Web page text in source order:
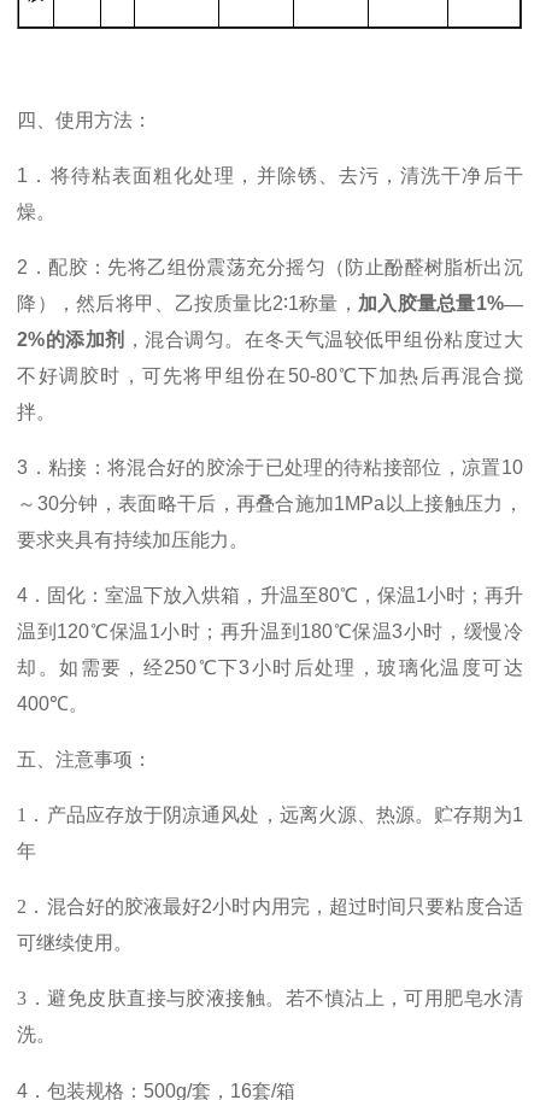
四、使用方法：
1． 将待粘表面粗化处理，并除锈、去污，清洗干净后干
燥。
2． 配胶：先将乙组份震荡充分摇匀（防止酚醛树脂析出沉
降），然后将甲、乙按质量比2∶1称量， 加入胶量总量1%—
2%的添加剂
，混合调匀。在冬天气温较低甲组份粘度过大
不好调胶时，可先将甲组份在 50-80℃下加热后再混合搅
拌。
3． 粘接：将混合好的胶涂于已处理的待粘接部位，凉置10
～ 30分钟，表面略干后，再叠合施加1MPa 以上接触压力，
要求夹具有持续加压能力。
4． 固化：室温下放入烘箱，升温至80℃，保温1小时；再升
温到 120℃保温1小时；再升温到 180℃保温3小时，缓慢冷
却。如需要，经250℃下3小时后处理，玻璃化温度可达
400℃。
五、注意事项：
1 ．产品应存放于阴凉通风处，远离火源、热源。 贮存期为1
年
2 ． 混合好的胶液最好2小时内用完，超过时间只要粘度合适
可继续使用。
3 ．避免皮肤直接与胶液接触。若不慎沾上，可用肥皂水清
洗。
4 ．包装规格： 500g/套， 16套/箱